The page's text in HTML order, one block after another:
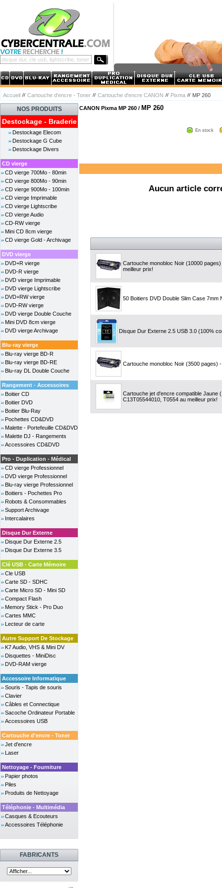
Accueil Cartouche d'encre - Toner Cartouche d'encre CANON Pixma MP 260
NOS PRODUITS
Destockage - Braderie
Destockage Elecom
Destockage G Cube
Destockage Divers
CD vierge
CD vierge 700Mo - 80min
CD vierge 800Mo - 90min
CD vierge 900Mo - 100min
CD vierge Imprimable
CD vierge Lightscribe
CD vierge Audio
CD-RW vierge
Mini CD 8cm vierge
CD vierge Gold - Archivage
DVD vierge
DVD+R vierge
DVD-R vierge
DVD vierge Imprimable
DVD vierge Lightscribe
DVD+RW vierge
DVD-RW vierge
DVD vierge Double Couche
Mini DVD 8cm vierge
DVD vierge Archivage
Blu-ray vierge
Blu-ray vierge BD-R
Blu-ray vierge BD-RE
Blu-ray DL Double Couche
Rangement - Accessoires
Boitier CD
Boitier DVD
Boitier Blu-Ray
Pochettes CD&DVD
Malette - Portefeuille CD&DVD
Malette DJ - Rangements
Accessoires CD&DVD
Pro - Duplication - Médical
CD vierge Professionnel
DVD vierge Professionnel
Blu-ray vierge Professionnel
Boitiers - Pochettes Pro
Robots & Consommables
Support Archivage
Intercalaires
Disque Dur Externe
Disque Dur Externe 2.5
Disque Dur Externe 3.5
Clé USB - Carte Mémoire
Cle USB
Carte SD - SDHC
Carte Micro SD - Mini SD
Compact Flash
Memory Stick - Pro Duo
Cartes MMC
Lecteur de carte
Autre Support De Stockage
K7 Audio, VHS & Mini DV
Disquettes - MiniDisc
DVD-RAM vierge
Accessoire Informatique
Souris - Tapis de souris
Clavier
Câbles et Connectique
Sacoche Ordinateur Portable
Accessoires USB
Cartouche d'encre - Toner
Jet d'encre
Laser
Nettoyage - Fourniture
Papier photos
Piles
Produits de Nettoyage
Téléphonie - Multimédia
Casques & Ecouteurs
Accessoires Téléphonie
FABRICANTS
CANON Pixma MP 260 / MP 260
En stock
Aucun article
Cartouche monobloc Noir (10000
meilleur prix!
50 Boitiers DVD Double Slim Case 7mm
Disque Dur Externe 2.5 USB 3.0 (100%
Cartouche monobloc Noir (3500 pages)
Cartouche jet d'encre compatible Jaune
C13T05544010, T0554 au meilleur prix!